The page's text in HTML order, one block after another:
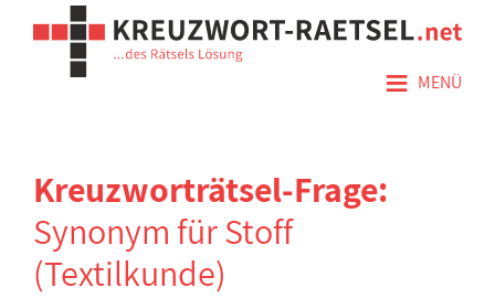
≡ MENÜ
Kreuzworträtsel-Frage:
Synonym für Stoff
(Textilkunde)